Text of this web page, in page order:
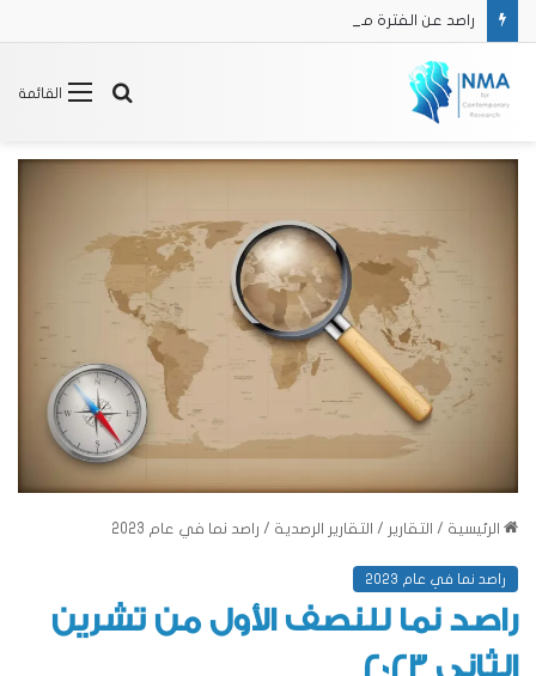
راصد عن الفترة من 16/2 حتى 31/3 2025
القائمة
بحث
الرئيسية / التقارير / التقارير الرصدية / راصد نما في عام 2023
راصد نما في عام 2023
راصد نما للنصف الأول من تشرين
الثاني 2023